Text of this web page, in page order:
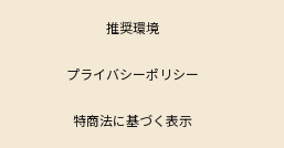
推奨環境
プライバシーポリシー
特商法に基づく表示